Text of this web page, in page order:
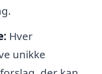
Hver
unikke